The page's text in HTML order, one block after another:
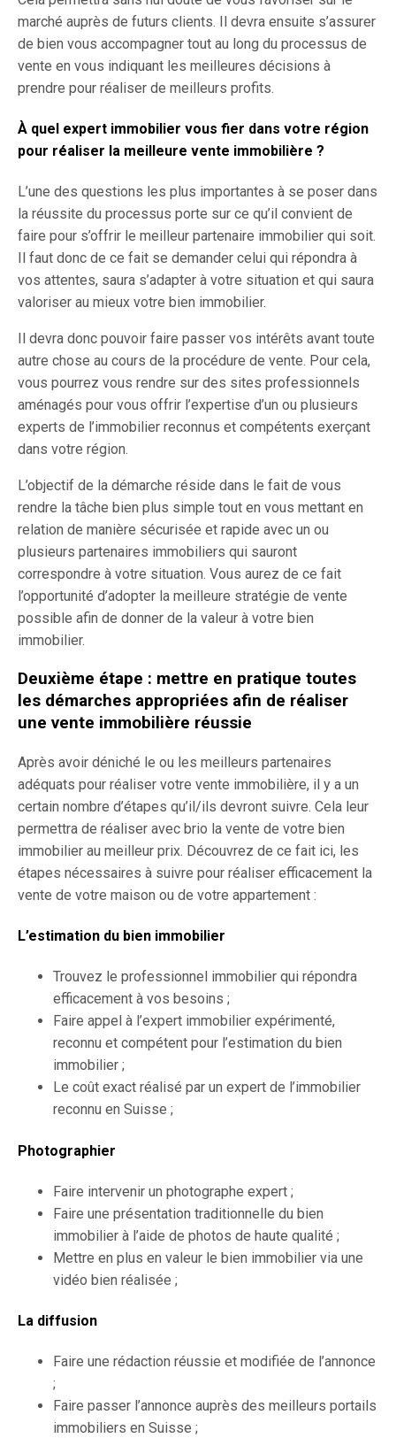
marché auprès de futurs clients. Il devra ensuite s’assurer
de bien vous accompagner tout au long du processus de
vente en vous indiquant les meilleures décisions à
prendre pour réaliser de meilleurs profits.
À quel expert immobilier vous fier dans votre région
pour réaliser la meilleure vente immobilière ?
L’une des questions les plus importantes à se poser dans
la réussite du processus porte sur ce qu’il convient de
faire pour s’offrir le meilleur partenaire immobilier qui soit.
Il faut donc de ce fait se demander celui qui répondra à
vos attentes, saura s’adapter à votre situation et qui saura
valoriser au mieux votre bien immobilier.
Il devra donc pouvoir faire passer vos intérêts avant toute
autre chose au cours de la procédure de vente. Pour cela,
vous pourrez vous rendre sur des sites professionnels
aménagés pour vous offrir l’expertise d’un ou plusieurs
experts de l’immobilier reconnus et compétents exerçant
dans votre région.
L’objectif de la démarche réside dans le fait de vous
rendre la tâche bien plus simple tout en vous mettant en
relation de manière sécurisée et rapide avec un ou
plusieurs partenaires immobiliers qui sauront
correspondre à votre situation. Vous aurez de ce fait
l’opportunité d’adopter la meilleure stratégie de vente
possible afin de donner de la valeur à votre bien
immobilier.
Deuxième étape : mettre en pratique toutes
les démarches appropriées afin de réaliser
une vente immobilière réussie
Après avoir déniché le ou les meilleurs partenaires
adéquats pour réaliser votre vente immobilière, il y a un
certain nombre d’étapes qu’il/ils devront suivre. Cela leur
permettra de réaliser avec brio la vente de votre bien
immobilier au meilleur prix. Découvrez de ce fait ici, les
étapes nécessaires à suivre pour réaliser efficacement la
vente de votre maison ou de votre appartement :
L’estimation du bien immobilier
Trouvez le professionnel immobilier qui répondra
efficacement à vos besoins ;
Faire appel à l’expert immobilier expérimenté,
reconnu et compétent pour l’estimation du bien
immobilier ;
Le coût exact réalisé par un expert de l’immobilier
reconnu en Suisse ;
Photographier
Faire intervenir un photographe expert ;
Faire une présentation traditionnelle du bien
immobilier à l’aide de photos de haute qualité ;
Mettre en plus en valeur le bien immobilier via une
vidéo bien réalisée ;
La diffusion
Faire une rédaction réussie et modifiée de l’annonce
;
Faire passer l’annonce auprès des meilleurs portails
immobiliers en Suisse ;